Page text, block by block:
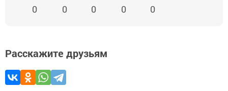
0 0 0 0 0
Расскажите друзьям